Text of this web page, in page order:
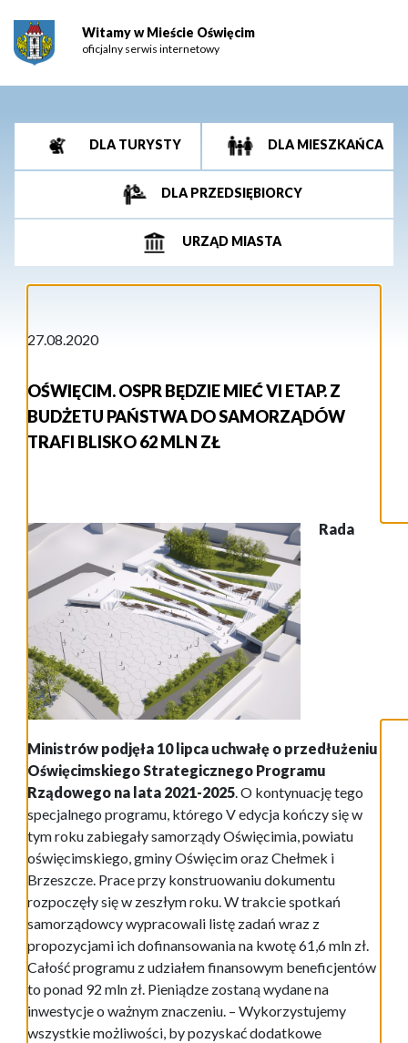
Witamy w Mieście Oświęcim
oficjalny serwis internetowy
DLA TURYSTY DLA MIESZKAŃCA
DLA PRZEDSIĘBIORCY
URZĄD MIASTA
27.08.2020
OŚWIĘCIM. OSPR BĘDZIE MIEĆ VI ETAP. Z
BUDŻETU PAŃSTWA DO SAMORZĄDÓW
TRAFI BLISKO 62 MLN ZŁ
Rada
Ministrów podjęła 10 lipca uchwałę o przedłużeniu
Oświęcimskiego Strategicznego Programu
Rządowego na lata 2021-2025. O kontynuację tego
specjalnego programu, którego V edycja kończy się w
tym roku zabiegały samorządy Oświęcimia, powiatu
oświęcimskiego, gminy Oświęcim oraz Chełmek i
Brzeszcze. Prace przy konstruowaniu dokumentu
rozpoczęły się w zeszłym roku. W trakcie spotkań
samorządowcy wypracowali listę zadań wraz z
propozycjami ich dofinansowania na kwotę 61,6 mln zł.
Całość programu z udziałem finansowym beneficjentów
to ponad 92 mln zł. Pieniądze zostaną wydane na
inwestycje o ważnym znaczeniu. – Wykorzystujemy
wszystkie możliwości, by pozyskać dodatkowe